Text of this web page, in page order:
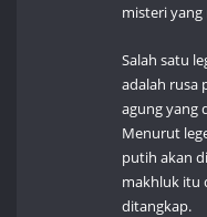
misteri
Salah satu
adalah rusa
agung yang
Menurut
putih akan
makhluk itu
ditangkap.